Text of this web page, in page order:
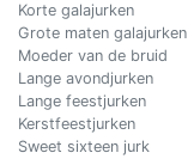
Korte galajurken
Grote maten galajurken
Moeder van de bruid
Lange avondjurken
Lange feestjurken
Kerstfeestjurken
Sweet sixteen jurk